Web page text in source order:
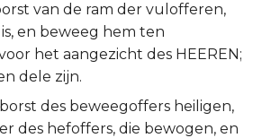
van de ram der vulofferen,
en beweeg hem ten
het aangezicht des HEEREN;
dele zijn.
des beweegoffers heiligen,
des hefoffers, die bewogen, en